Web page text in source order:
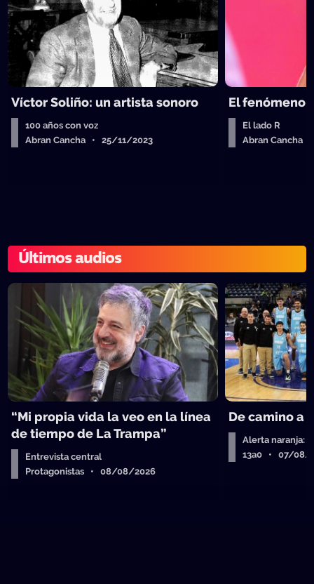
Víctor Soliño: un artista sonoro
100 años con voz
Abran Cancha • 25/11/2023
El fenómeno
El lado R
Abran Cancha
Últimos audios
“Mi propia vida la veo en la línea
de tiempo de La Trampa”
Entrevista central
Protagonistas • 08/08/2026
De camino a
Alerta naranja:
13a0 • 07/08/